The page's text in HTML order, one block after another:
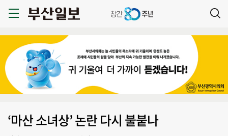
‘마산 소녀상’ 논란 다시 불붙나